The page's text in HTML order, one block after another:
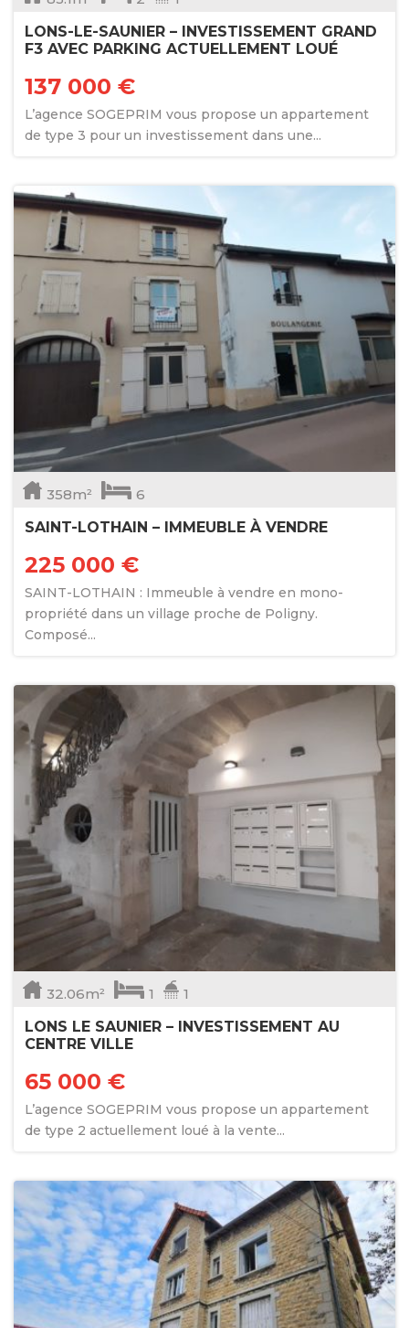
LONS-LE-SAUNIER – INVESTISSEMENT GRAND
F3 AVEC PARKING ACTUELLEMENT LOUÉ
137 000 €
L’agence SOGEPRIM vous propose un appartement
de type 3 pour un investissement dans une...
358m²
6
SAINT-LOTHAIN – IMMEUBLE À VENDRE
225 000 €
SAINT-LOTHAIN : Immeuble à vendre en mono-
propriété dans un village proche de Poligny.
Composé...
32.06m² 1
1
LONS LE SAUNIER – INVESTISSEMENT AU
CENTRE VILLE
65 000 €
L’agence SOGEPRIM vous propose un appartement
de type 2 actuellement loué à la vente...